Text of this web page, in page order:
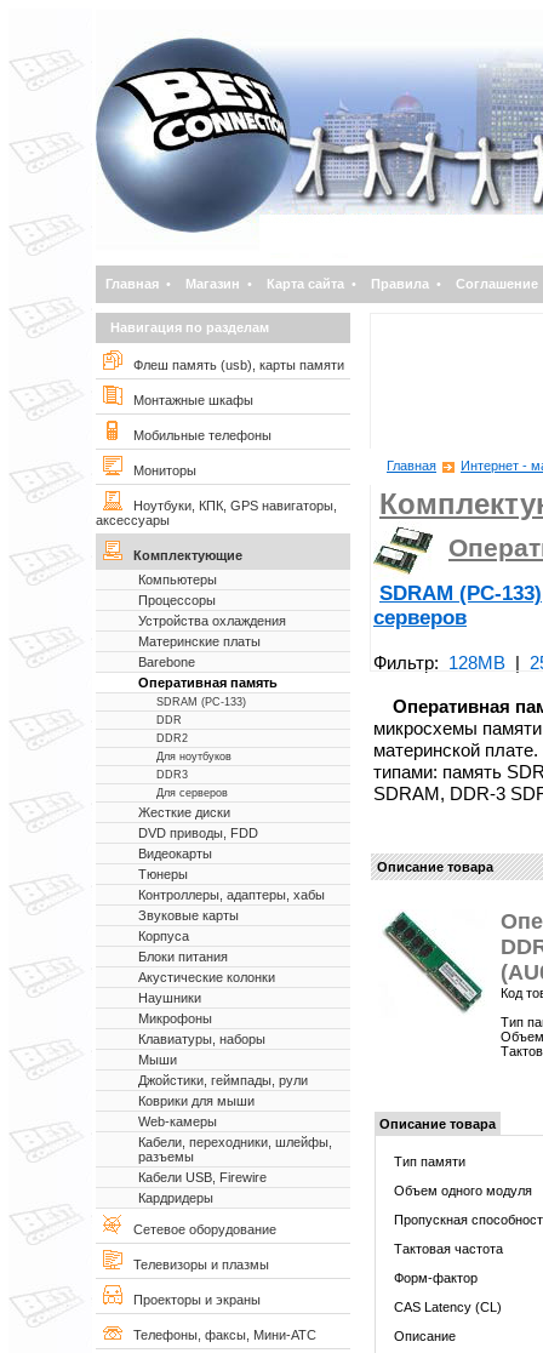
Главная • Магазин • Карта сайта • Правила • Соглашение
Навигация по разделам
Флеш память (usb), карты памяти
Монтажные шкафы
Мобильные телефоны
Мониторы
Ноутбуки, КПК, GPS навигаторы,
аксессуары
Комплектующие
Компьютеры
Процессоры
Устройства охлаждения
Материнские платы
Barebone
Оперативная память
SDRAM (PC-133)
DDR
DDR2
Для ноутбуков
DDR3
Для серверов
Жесткие диски
DVD приводы, FDD
Видеокарты
Тюнеры
Контроллеры, адаптеры, хабы
Звуковые карты
Корпуса
Блоки питания
Акустические колонки
Наушники
Микрофоны
Клавиатуры, наборы
Мыши
Джойстики, геймпады, рули
Коврики для мыши
Web-камеры
Кабели, переходники, шлейфы,
разъемы
Кабели USB, Firewire
Кардридеры
Сетевое оборудование
Телевизоры и плазмы
Проекторы и экраны
Телефоны, факсы, Мини-АТС
Главная Интернет -
SDRAM (PC-133)
серверов
Фильтр: 128MB |
Оперативная
микросхемы
материнской
типами: память
SDRAM, DDR-3
Описание товара
Код
Тип
Объем
Описание товара
Тип памяти
Объем одного модуля
Пропускная
Тактовая частота
Форм-фактор
CAS Latency (CL)
Описание